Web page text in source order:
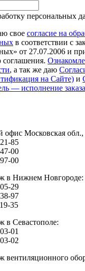
персональных
свое согласие на
в соответствии с
от 27.07.2006 и
соглашения.
, а так же даю
на Сайте) и
— исполнение
офис Московская
85
00
00
в Нижнем Новгороде:
29
97
35
в Севастополе:
01
02
вентиляционного